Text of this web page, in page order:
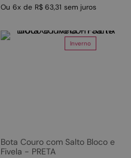
Ou 6x de R$ 63,31 sem juros
Inverno
Bota Couro com Salto Bloco e
Fivela - PRETA